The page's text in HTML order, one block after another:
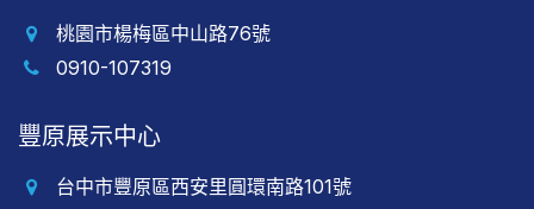
桃園市楊梅區中山路76號
0910-107319
豐原展示中心
台中市豐原區西安里圓環南路101號